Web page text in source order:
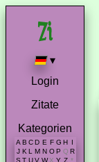
▾
Login
Zitate
Kategorien
A B C D E F G H I
J K L M N O P Q R
S T U V W X Y Z *